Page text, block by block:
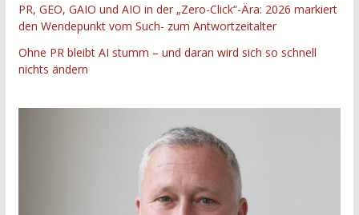
PR, GEO, GAIO und AIO in der „Zero-Click“-Ära: 2026 markiert
den Wendepunkt vom Such- zum Antwortzeitalter
Ohne PR bleibt AI stumm – und daran wird sich so schnell
nichts ändern